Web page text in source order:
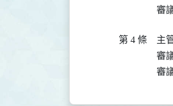
審
第 4 條
主
審
審